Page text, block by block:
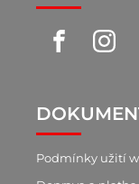
Podmínky užití